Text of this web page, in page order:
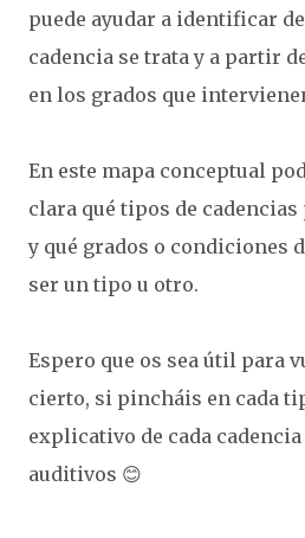
puede ayudar a identificar
cadencia se trata y a partir
en los grados que
En este mapa conceptual
clara qué tipos de
y qué grados o condiciones
ser un tipo u otro.
Espero que os sea útil para
cierto, si pincháis en cada
explicativo de cada
auditivos 😊